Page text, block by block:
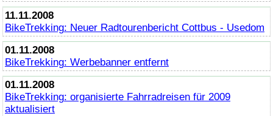
11.11.2008
BikeTrekking: Neuer Radtourenbericht Cottbus - Usedom
01.11.2008
BikeTrekking: Werbebanner entfernt
01.11.2008
BikeTrekking: organisierte Fahrradreisen für 2009
aktualisiert